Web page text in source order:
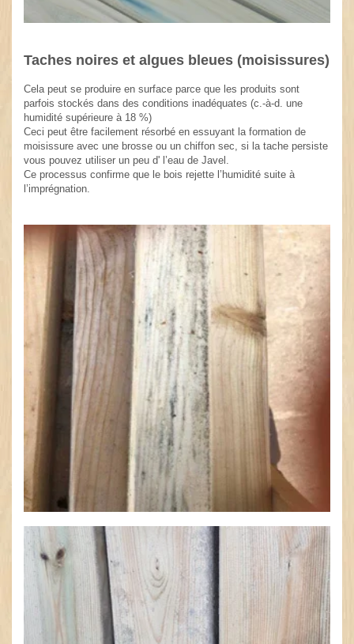
Taches noires et algues bleues (moisissures)
Cela peut se produire en surface parce que les produits sont
parfois stockés dans des conditions inadéquates (c.-à-d. une
humidité supérieure à 18 %)
Ceci peut être facilement résorbé en essuyant la formation de
moisissure avec une brosse ou un chiffon sec, si la tache persiste
vous pouvez utiliser un peu d' l’eau de Javel.
Ce processus confirme que le bois rejette l’humidité suite à
l’imprégnation.